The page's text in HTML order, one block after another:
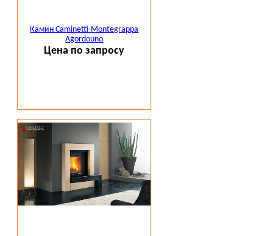
Камин Caminetti-Montegrappa
Agordouno
Цена по запросу